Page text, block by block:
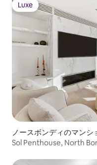
Luxe
Luxe
ノースボンディのマンシ
Sol Penthouse, North